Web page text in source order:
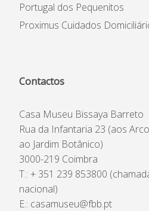
Portugal dos Pequenitos
Proximus Cuidados
Contactos
Casa Museu Bissaya Barreto
Rua da Infantaria 23 (aos
ao Jardim Botânico)
3000-219 Coimbra
T.: + 351 239 853800
nacional)
E.: casamuseu@fbb.pt